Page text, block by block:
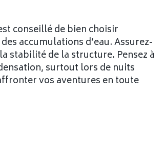
conseillé de bien choisir
accumulations d’eau. Assurez-
stabilité de la structure. Pensez à
surtout lors de nuits
vos aventures en toute